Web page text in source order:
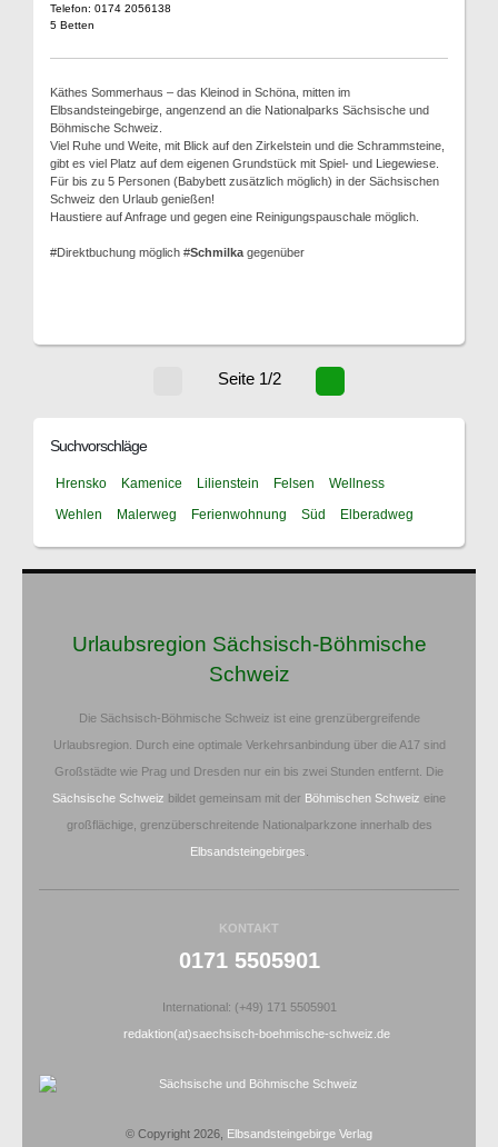
Telefon: 0174 2056138
5 Betten
Käthes Sommerhaus – das Kleinod in Schöna, mitten im
Elbsandsteingebirge, angenzend an die Nationalparks Sächsische und
Böhmische Schweiz.
Viel Ruhe und Weite, mit Blick auf den Zirkelstein und die Schrammsteine,
gibt es viel Platz auf dem eigenen Grundstück mit Spiel- und Liegewiese.
Für bis zu 5 Personen (Babybett zusätzlich möglich) in der Sächsischen
Schweiz den Urlaub genießen!
Haustiere auf Anfrage und gegen eine Reinigungspauschale möglich.
#Direktbuchung möglich #Schmilka gegenüber
Seite 1/2
Suchvorschläge
Hrensko Kamenice Lilienstein Felsen
Wellness
Wehlen
Malerweg Ferienwohnung Süd Elberadweg
Urlaubsregion Sächsisch-Böhmische
Schweiz
Die Sächsisch-Böhmische Schweiz ist eine grenzübergreifende
Urlaubsregion. Durch eine optimale Verkehrsanbindung über die A17 sind
Großstädte wie Prag und Dresden nur ein bis zwei Stunden entfernt. Die
Sächsische Schweiz bildet gemeinsam mit der Böhmischen Schweiz eine
großflächige, grenzüberschreitende Nationalparkzone innerhalb des
Elbsandsteingebirges
KONTAKT
0171 5505901
International: (+49) 171 5505901
redaktion(at)saechsisch-boehmische-schweiz.de
© Copyright 2026, Elbsandsteingebirge Verlag